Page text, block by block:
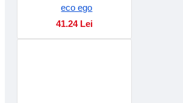
eco ego
41.24 Lei